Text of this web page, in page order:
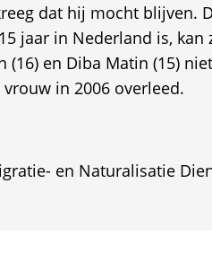
dat hij mocht blijven.
jaar in Nederland is, kan
(16) en Diba Matin (15) niet
in 2006 overleed.
en Naturalisatie